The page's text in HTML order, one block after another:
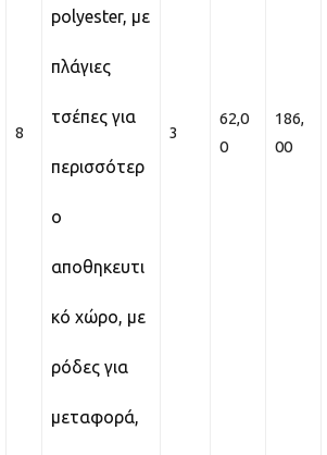
8
polyester, με
πλάγιες
τσέπες για
περισσότερ
ο
αποθηκευτι
κό χώρο, με
ρόδες για
μεταφορά,
3
62,0
0
186,
00